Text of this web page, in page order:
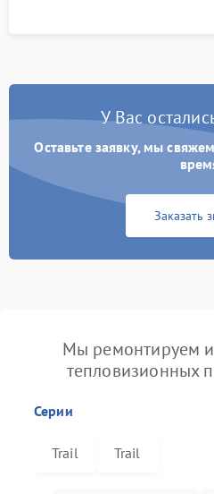
У Вас
Оставьте заявку, мы
Заказать
Мы ремонтируем
тепловизионных
Серии
Trail Trail